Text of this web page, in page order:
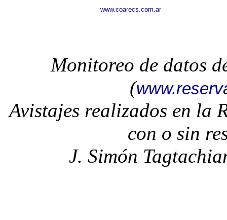
www.coarecs.com.ar
Monitoreo de datos
(
Avistajes realizados en la
con o sin
J. Simón